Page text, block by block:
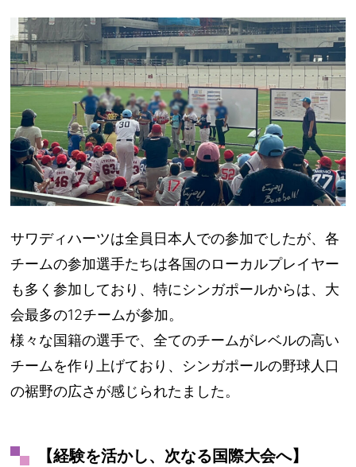
サワディハーツは全員日本人での参加でしたが、各
チームの参加選手たちは各国のローカルプレイヤー
も多く参加しており、特にシンガポールからは、大
会最多の12チームが参加。
様々な国籍の選手で、全てのチームがレベルの高い
チームを作り上げており、シンガポールの野球人口
の裾野の広さが感じられたました。
【経験を活かし、次なる国際大会へ】